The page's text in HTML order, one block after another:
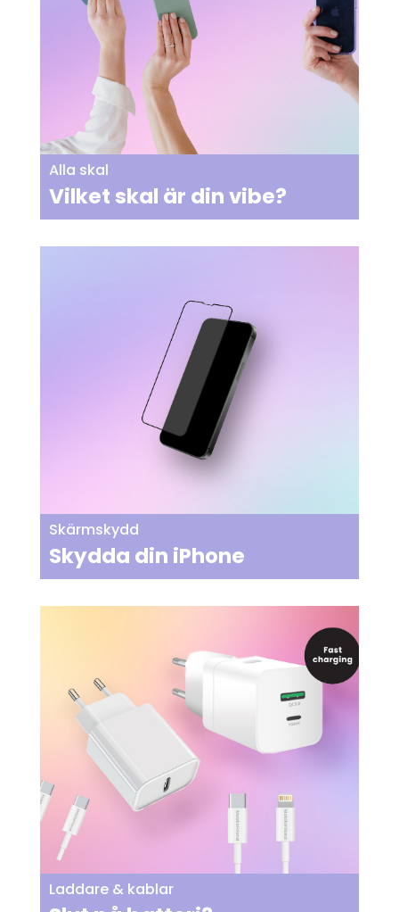
Alla skal
Vilket skal är din vibe?
Skärmskydd
Skydda din iPhone
Laddare & kablar